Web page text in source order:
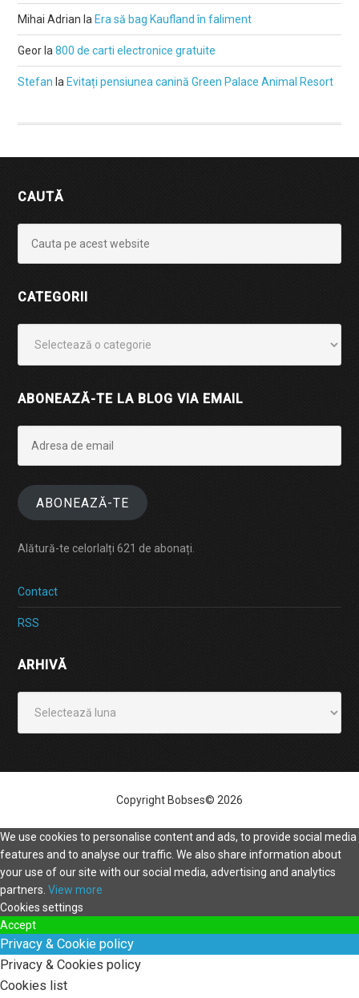
Mihai Adrian la Era să bag Kaufland în faliment
Geor la800 de carti electronice gratuite
Stefan la Evitați pensiunea canină Green Palace Animal Resort
CAUTĂ
CATEGORII
ABONEAZĂ-TE LA BLOG VIA EMAIL
email
ABONEAZĂ-TE
Alătură-te celorlalți 621 de abonați.
Contact
RSS
ARHIVĂ
Copyright Bobses© 2026
We use cookies to personalise content and ads, to provide social media
features and to analyse our traffic. We also share information about
your use of our site with our social media, advertising and analytics
partners. View more
Cookies settings
Accept
Privacy & Cookie policy
Privacy & Cookies policy
Cookies list